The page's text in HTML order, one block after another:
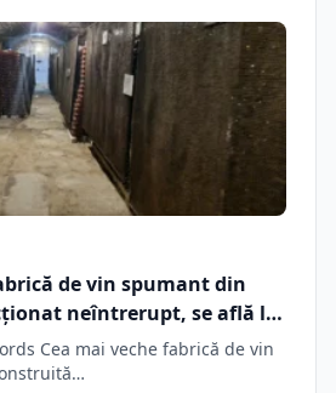
de vin spumant din
neîntrerupt, se află la
de Braşov. Povestea
ajunge pe masa
Cea mai veche fabrică de vin